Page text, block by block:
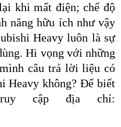
khi mất điện; chế độ
năng hữu ích như vậy
Heavy luôn là sự
Hi vọng với những
câu trả lời liệu có
Heavy không? Để biết
cập địa chỉ: